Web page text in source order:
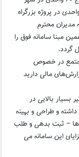
و کمک یکی از نزدیکانم در مدیریت برج ۲۴ واحدی در پروژه بزرگراه
مدیران محترم
مبنا سامانه فوق را
گردد.
در خصوص
مالی دارید
بسیار بالایی در
و طراحی و بهینه
– ثبت بدهی و طلب
این سامانه می